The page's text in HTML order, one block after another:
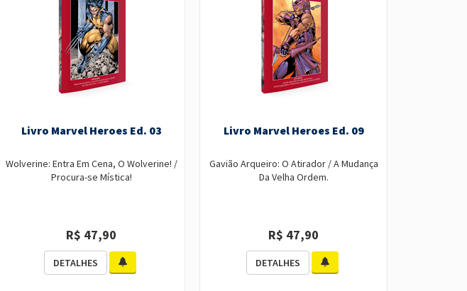
Livro Marvel Heroes Ed. 03
Wolverine: Entra Em Cena, O Wolverine! /
Procura-se Mística!
R$ 47,90
DETALHES
Livro Marvel Heroes Ed. 09
Gavião Arqueiro: O Atirador / A Mudança
Da Velha Ordem.
R$ 47,90
DETALHES